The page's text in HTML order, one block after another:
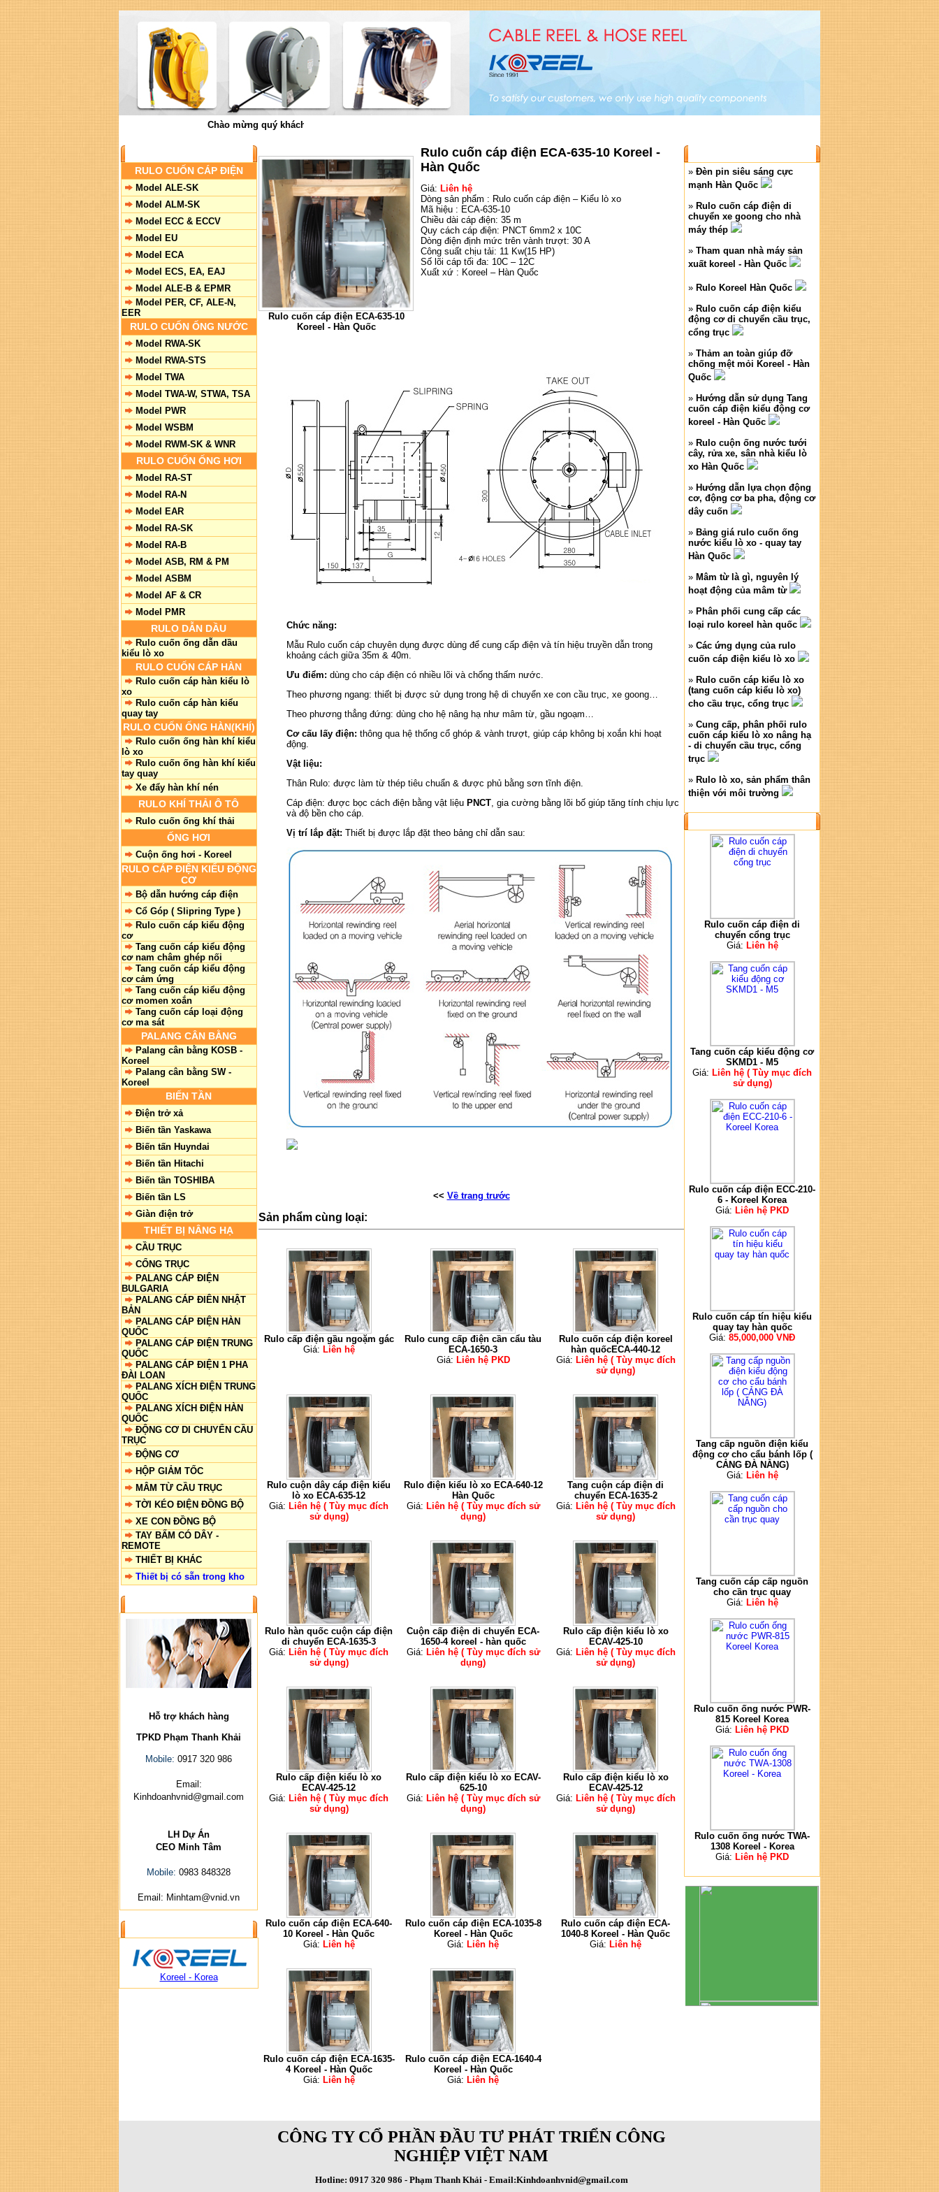
Chào mừng quý khách đến với công ty VNID Đại Việt - Nhà phân phối sản phẩm Koreel Hàn Quốc.
RULO CUỐN CÁP ĐIỆN
Model ALE-SK
Model ALM-SK
Model ECC & ECCV
Model EU
Model ECA
Model ECS, EA, EAJ
Model ALE-B & EPMR
Model PER, CF, ALE-N,
EER
RULO CUỐN ỐNG NƯỚC
Model RWA-SK
Model RWA-STS
Model TWA
Model TWA-W, STWA, TSA
Model PWR
Model WSBM
Model RWM-SK & WNR
RULO CUỐN ỐNG HƠI
Model RA-ST
Model RA-N
Model EAR
Model RA-SK
Model RA-B
Model ASB, RM & PM
Model ASBM
Model AF & CR
Model PMR
RULO DẪN DẦU
Rulo cuốn ống dẫn dầu
kiểu lò xo
RULO CUỐN CÁP HÀN
Rulo cuốn cáp hàn kiểu lò
xo
Rulo cuốn cáp hàn kiểu
quay tay
RULO CUỐN ỐNG HÀN(KHÍ)
Rulo cuốn ống hàn khí kiểu
lò xo
Rulo cuốn ống hàn khí kiểu
tay quay
Xe đẩy hàn khí nén
RULO KHÍ THẢI Ô TÔ
Rulo cuốn ống khí thải
ỐNG HƠI
Cuộn ống hơi - Koreel
RULO CÁP ĐIỆN KIỂU ĐỘNG
CƠ
Bộ dẫn hướng cáp điện
Cổ Góp ( Slipring Type )
Rulo cuốn cáp kiểu động
cơ
Tang cuốn cáp kiểu động
cơ nam châm ghép nối
Tang cuốn cáp kiểu động
cơ cảm ứng
Tang cuốn cáp kiểu động
cơ momen xoắn
Tang cuốn cáp loại động
cơ ma sát
PALANG CÂN BẰNG
Palang cân bằng KOSB -
Koreel
Palang cân bằng SW -
Koreel
BIẾN TẦN
Điện trở xả
Biến tần Yaskawa
Biến tấn Huyndai
Biến tần Hitachi
Biến tần TOSHIBA
Biến tần LS
Giàn điện trở
THIẾT BỊ NÂNG HẠ
CẦU TRỤC
CỔNG TRỤC
PALANG CÁP ĐIỆN
BULGARIA
PALANG CÁP ĐIÊN NHẬT
BẢN
PALANG CÁP ĐIỆN HÀN
QUỐC
PALANG CÁP ĐIỆN TRUNG
QUỐC
PALANG CÁP ĐIỆN 1 PHA
ĐÀI LOAN
PALANG XÍCH ĐIỆN TRUNG
QUỐC
PALANG XÍCH ĐIỆN HÀN
QUỐC
ĐỘNG CƠ DI CHUYỂN CẦU
TRỤC
ĐỘNG CƠ
HỘP GIẢM TỐC
MÂM TỪ CẦU TRỤC
TỜI KÉO ĐIỆN ĐỒNG BỘ
XE CON ĐỒNG BỘ
TAY BẤM CÓ DÂY -
REMOTE
THIẾT BỊ KHÁC
Thiết bị có sẵn trong kho
Hỗ trợ khách hàng
TPKD Phạm Thanh Khải
Mobile: 0917 320 986
Email:
Kinhdoanhvnid@gmail.com
LH Dự Án
CEO Minh Tâm
Mobile: 0983 848328
Email: Minhtam@vnid.vn
Koreel - Korea
Rulo cuốn cáp điện ECA-635-10
Koreel - Hàn Quốc
Rulo cuốn cáp điện ECA-635-10 Koreel -
Hàn Quốc
Giá: Liên hệ
Dòng sản phẩm : Rulo cuốn cáp điện – Kiểu lò xo
Mã hiệu : ECA-635-10
Chiều dài cáp điện: 35 m
Quy cách cáp điện: PNCT 6mm2 x 10C
Dòng điện định mức trên vành trượt: 30 A
Công suất chịu tải: 11 Kw(15 HP)
Số lõi cáp tối đa: 10C – 12C
Xuất xứ : Koreel – Hàn Quốc
Chức năng:
Mẫu Rulo cuốn cáp chuyên dụng được dùng để cung cấp điện và tín hiệu truyền dẫn trong
khoảng cách giữa 35m & 40m.
Ưu điểm: dùng cho cáp điện có nhiều lõi và chống thấm nước.
Theo phương ngang: thiết bị được sử dụng trong hệ di chuyển xe con cầu trục, xe goong…
Theo phương thẳng đứng: dùng cho hệ nâng hạ như mâm từ, gầu ngoạm…
Cơ cấu lấy điện: thông qua hệ thống cổ ghóp & vành trượt, giúp cáp không bị xoắn khi hoạt
động.
Vật liệu:
Thân Rulo: được làm từ thép tiêu chuẩn & được phủ bằng sơn tĩnh điện.
Cáp điện: được bọc cách điện bằng vật liệu PNCT, gia cường bằng lõi bố giúp tăng tính chịu lực
và độ bền cho cáp.
Vị trí lắp đặt: Thiết bị được lắp đặt theo bảng chỉ dẫn sau:
<< Về trang trước
Sản phẩm cùng loại:
Rulo cấp điện gầu ngoặm gác
Giá: Liên hệ
Rulo cung cấp điện cần cẩu tàu
ECA-1650-3
Giá: Liên hệ PKD
Rulo cuốn cáp điện koreel
hàn quốcECA-440-12
Giá: Liên hệ ( Tùy mục đích
sử dụng)
Rulo cuộn dây cáp điện kiểu
lò xo ECA-635-12
Giá: Liên hệ ( Tùy mục đích
sử dụng)
Rulo điện kiểu lò xo ECA-640-12
Hàn Quốc
Giá: Liên hệ ( Tùy mục đích sử
dụng)
Tang cuộn cáp điện di
chuyển ECA-1635-2
Giá: Liên hệ ( Tùy mục đích
sử dụng)
Rulo hàn quốc cuộn cáp điện
di chuyển ECA-1635-3
Giá: Liên hệ ( Tùy mục đích
sử dụng)
Cuộn cấp điện di chuyển ECA-
1650-4 koreel - hàn quốc
Giá: Liên hệ ( Tùy mục đích sử
dụng)
Rulo cấp điện kiểu lò xo
ECAV-425-10
Giá: Liên hệ ( Tùy mục đích
sử dụng)
Rulo cấp điện kiểu lò xo
ECAV-425-12
Giá: Liên hệ ( Tùy mục đích
sử dụng)
Rulo cấp điện kiểu lò xo ECAV-
625-10
Giá: Liên hệ ( Tùy mục đích sử
dụng)
Rulo cấp điện kiểu lò xo
ECAV-425-12
Giá: Liên hệ ( Tùy mục đích
sử dụng)
Rulo cuốn cáp điện ECA-640-
10 Koreel - Hàn Quốc
Giá: Liên hệ
Rulo cuốn cáp điện ECA-1035-8
Koreel - Hàn Quốc
Giá: Liên hệ
Rulo cuốn cáp điện ECA-
1040-8 Koreel - Hàn Quốc
Giá: Liên hệ
Rulo cuốn cáp điện ECA-1635-
4 Koreel - Hàn Quốc
Giá: Liên hệ
Rulo cuốn cáp điện ECA-1640-4
Koreel - Hàn Quốc
Giá: Liên hệ
» Đèn pin siêu sáng cực
mạnh Hàn Quốc
» Rulo cuốn cáp điện di
chuyển xe goong cho nhà
máy thép
» Tham quan nhà máy sản
xuất koreel - Hàn Quốc
» Rulo Koreel Hàn Quốc
» Rulo cuốn cáp điện kiểu
động cơ di chuyển cầu trục,
cổng trục
» Thảm an toàn giúp đỡ
chống mệt mỏi Koreel - Hàn
Quốc
» Hướng dẫn sử dụng Tang
cuốn cáp điện kiểu động cơ
koreel - Hàn Quốc
» Rulo cuộn ống nước tưới
cây, rửa xe, sân nhà kiểu lò
xo Hàn Quốc
» Hướng dẫn lựa chọn động
cơ, động cơ ba pha, động cơ
dây cuốn
» Bảng giá rulo cuốn ống
nước kiểu lò xo - quay tay
Hàn Quốc
» Mâm từ là gì, nguyên lý
hoạt động của mâm từ
» Phân phối cung cấp các
loại rulo koreel hàn quốc
» Các ứng dụng của rulo
cuốn cáp điện kiểu lò xo
» Rulo cuốn cáp kiểu lò xo
(tang cuốn cáp kiểu lò xo)
cho cầu trục, cổng trục
» Cung cấp, phân phối rulo
cuốn cáp kiểu lò xo nâng hạ
- di chuyển cầu trục, cổng
trục
» Rulo lò xo, sản phẩm thân
thiện với môi trường
Rulo cuốn cáp điện di
chuyển cổng trục
Giá: Liên hệ
Tang cuốn cáp kiểu động cơ
SKMD1 - M5
Giá: Liên hệ ( Tùy mục đích
sử dụng)
Rulo cuốn cáp điện ECC-210-
6 - Koreel Korea
Giá: Liên hệ PKD
Rulo cuốn cáp tín hiệu kiểu
quay tay hàn quốc
Giá: 85,000,000 VNĐ
Tang cấp nguồn điện kiểu
động cơ cho cẩu bánh lốp (
CẢNG ĐÀ NẴNG)
Giá: Liên hệ
Tang cuốn cáp cấp nguồn
cho cần trục quay
Giá: Liên hệ
Rulo cuốn ống nước PWR-
815 Koreel Korea
Giá: Liên hệ PKD
Rulo cuốn ống nước TWA-
1308 Koreel - Korea
Giá: Liên hệ PKD
CÔNG TY CỔ PHẦN ĐẦU TƯ PHÁT TRIỂN CÔNG
NGHIỆP VIỆT NAM
Hotline: 0917 320 986 - Phạm Thanh Khải - Email:Kinhdoanhvnid@gmail.com